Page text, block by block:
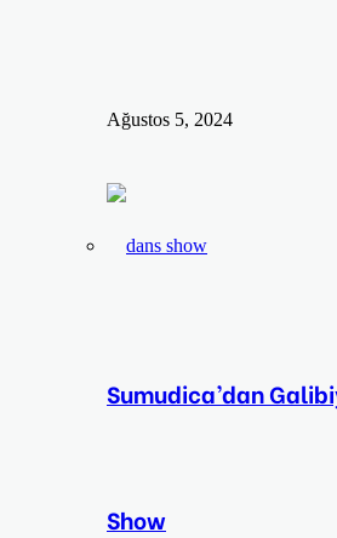
Ağustos 5, 2024
Sumudica’dan
Show